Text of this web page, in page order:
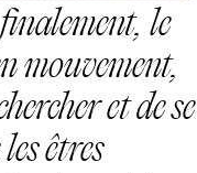
le
mouvement,
et de se
êtres